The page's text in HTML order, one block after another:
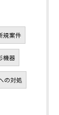
規案件
機器
の対処